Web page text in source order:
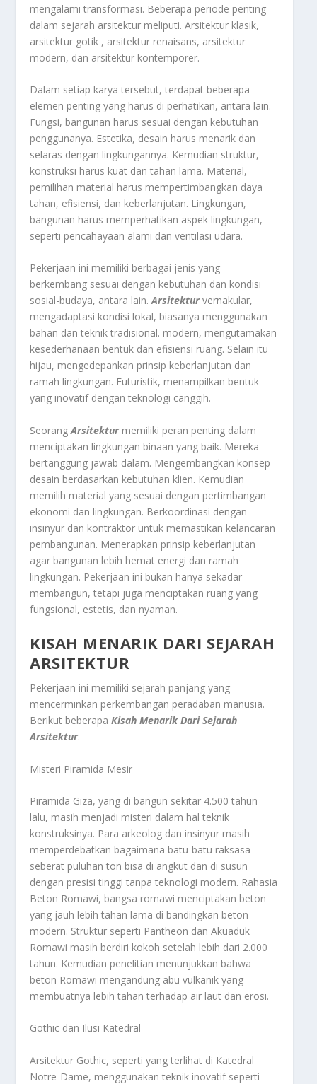
mengalami transformasi. Beberapa periode penting
dalam sejarah arsitektur meliputi. Arsitektur klasik,
arsitektur gotik , arsitektur renaisans, arsitektur
modern, dan arsitektur kontemporer.
Dalam setiap karya tersebut, terdapat beberapa
elemen penting yang harus di perhatikan, antara lain.
Fungsi, bangunan harus sesuai dengan kebutuhan
penggunanya. Estetika, desain harus menarik dan
selaras dengan lingkungannya. Kemudian struktur,
konstruksi harus kuat dan tahan lama. Material,
pemilihan material harus mempertimbangkan daya
tahan, efisiensi, dan keberlanjutan. Lingkungan,
bangunan harus memperhatikan aspek lingkungan,
seperti pencahayaan alami dan ventilasi udara.
Pekerjaan ini memiliki berbagai jenis yang
berkembang sesuai dengan kebutuhan dan kondisi
sosial-budaya, antara lain.Arsitekturvernakular,
mengadaptasi kondisi lokal, biasanya menggunakan
bahan dan teknik tradisional. modern, mengutamakan
kesederhanaan bentuk dan efisiensi ruang. Selain itu
hijau, mengedepankan prinsip keberlanjutan dan
ramah lingkungan. Futuristik, menampilkan bentuk
yang inovatif dengan teknologi canggih.
SeorangArsitekturmemiliki peran penting dalam
menciptakan lingkungan binaan yang baik. Mereka
bertanggung jawab dalam. Mengembangkan konsep
desain berdasarkan kebutuhan klien. Kemudian
memilih material yang sesuai dengan pertimbangan
ekonomi dan lingkungan. Berkoordinasi dengan
insinyur dan kontraktor untuk memastikan kelancaran
pembangunan. Menerapkan prinsip keberlanjutan
agar bangunan lebih hemat energi dan ramah
lingkungan. Pekerjaan ini bukan hanya sekadar
membangun, tetapi juga menciptakan ruang yang
fungsional, estetis, dan nyaman.
KISAH MENARIK DARI SEJARAH
ARSITEKTUR
Pekerjaan ini memiliki sejarah panjang yang
mencerminkan perkembangan peradaban manusia.
Berikut beberapaKisah Menarik Dari Sejarah
Arsitektur:
Misteri Piramida Mesir
Piramida Giza, yang di bangun sekitar 4.500 tahun
lalu, masih menjadi misteri dalam hal teknik
konstruksinya. Para arkeolog dan insinyur masih
memperdebatkan bagaimana batu-batu raksasa
seberat puluhan ton bisa di angkut dan di susun
dengan presisi tinggi tanpa teknologi modern. Rahasia
Beton Romawi, bangsa romawi menciptakan beton
yang jauh lebih tahan lama di bandingkan beton
modern. Struktur seperti Pantheon dan Akuaduk
Romawi masih berdiri kokoh setelah lebih dari 2.000
tahun. Kemudian penelitian menunjukkan bahwa
beton Romawi mengandung abu vulkanik yang
membuatnya lebih tahan terhadap air laut dan erosi.
Gothic dan Ilusi Katedral
Arsitektur Gothic, seperti yang terlihat di Katedral
Notre-Dame, menggunakan teknik inovatif seperti